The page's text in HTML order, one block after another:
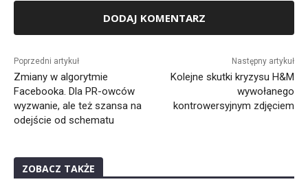
Poprzedni artykuł
Zmiany w algorytmie
Facebooka. Dla PR-owców
wyzwanie, ale też szansa na
odejście od schematu
Następny artykuł
Kolejne skutki kryzysu H&M
wywołanego
kontrowersyjnym zdjęciem
ZOBACZ TAKŻE